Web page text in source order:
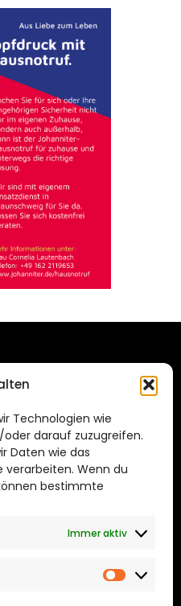
Technologien wie
darauf zuzugreifen.
Daten wie das
verarbeiten. Wenn du
bestimmte
Immer aktiv
FACEBOOK